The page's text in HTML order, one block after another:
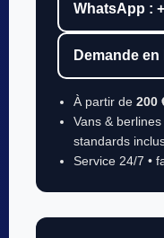
WhatsApp :
Demande en
À partir de 200
Vans &
standards
Service 24/7 •